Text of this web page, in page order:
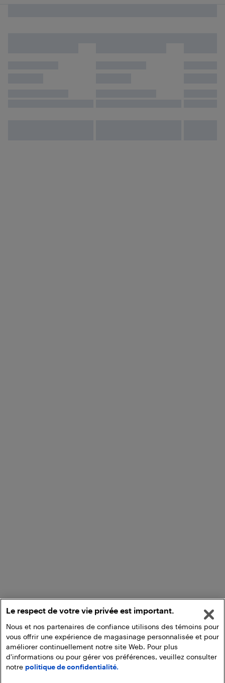
Ajouter au panier
Le respect de votre vie privée est important.
Nous et nos partenaires de confiance utilisons des témoins pour
vous offrir une expérience de magasinage personnalisée et pour
améliorer continuellement notre site Web. Pour plus
d'informations ou pour gérer vos préférences, veuillez consulter
notre politique de confidentialité.